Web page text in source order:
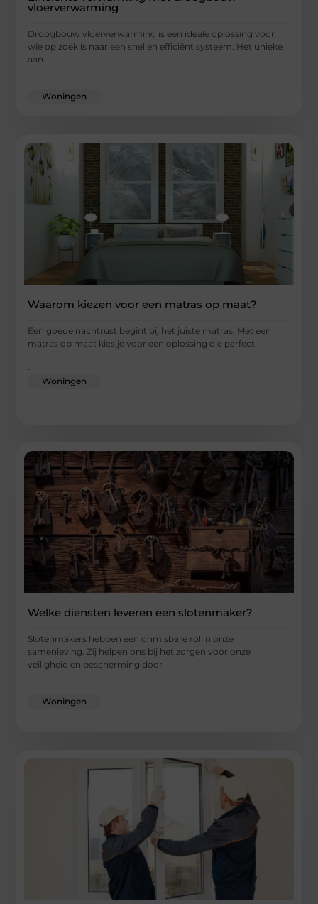
vloerverwarming
Droogbouw vloerverwarming is een ideale oplossing voor
wie op zoek is naar een snel en efficiënt systeem. Het unieke
aan
...
Woningen
Waarom kiezen voor een matras op maat?
Een goede nachtrust begint bij het juiste matras. Met een
matras op maat kies je voor een oplossing die perfect
Woningen
Welke diensten leveren een slotenmaker?
Slotenmakers hebben een onmisbare rol in onze
samenleving. Zij helpen ons bij het zorgen voor onze
veiligheid en bescherming door
Woningen